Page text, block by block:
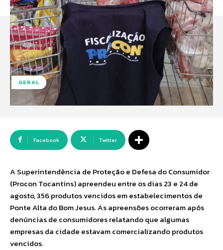
GERAL
Facebook Twitter
A Superintendência de Proteção e Defesa do Consumidor
(Procon Tocantins) apreendeu entre os dias 23 e 24 de
agosto, 356 produtos vencidos em estabelecimentos de
Ponte Alta do Bom Jesus. As apreensões ocorreram após
denúncias de consumidores relatando que algumas
empresas da cidade estavam comercializando produtos
vencidos.